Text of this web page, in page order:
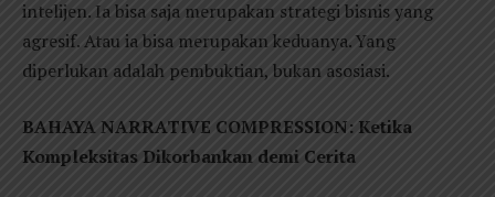
intelijen. Ia bisa saja merupakan strategi bisnis yang
agresif. Atau ia bisa merupakan keduanya. Yang
diperlukan adalah pembuktian, bukan asosiasi.
BAHAYA NARRATIVE COMPRESSION: Ketika
Kompleksitas Dikorbankan demi Cerita